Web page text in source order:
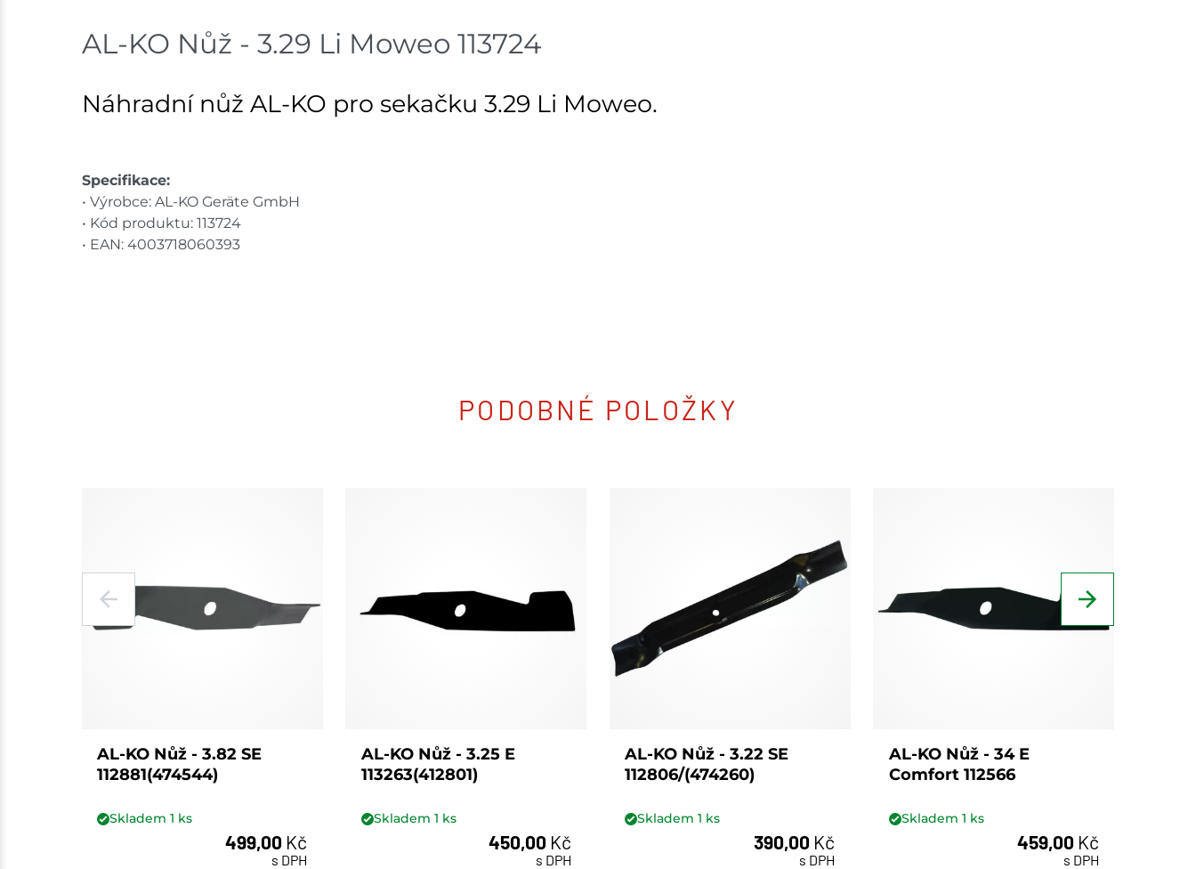
AL-KO Nůž - 3.29 Li Moweo 113724
Náhradní nůž AL-KO pro sekačku 3.29 Li Moweo.
Specifikace:
• Výrobce: AL-KO Geräte GmbH
• Kód produktu: 113724
• EAN: 4003718060393
PODOBNÉ POLOŽKY
AL-KO Nůž - 3.82 SE
112881(474544)
Skladem1 ks
499,00 Kč
s DPH
AL-KO Nůž - 3.25 E
113263(412801)
Skladem 1 ks
450,00 Kč
s DPH
AL-KO Nůž - 3.22 SE
112806/(474260)
Skladem1 ks
390,00 Kč
s DPH
AL-KO Nůž - 34 E
Comfort 112566
Skladem 1 ks
459,00 Kč
s DPH